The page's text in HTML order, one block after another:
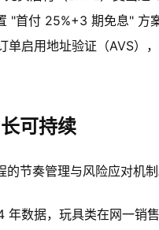
"首付 25%+3 期免息" 方
启用地址验证（AVS）
可持续
节奏管理与风险应对机制
年数据，玩具类在网一销